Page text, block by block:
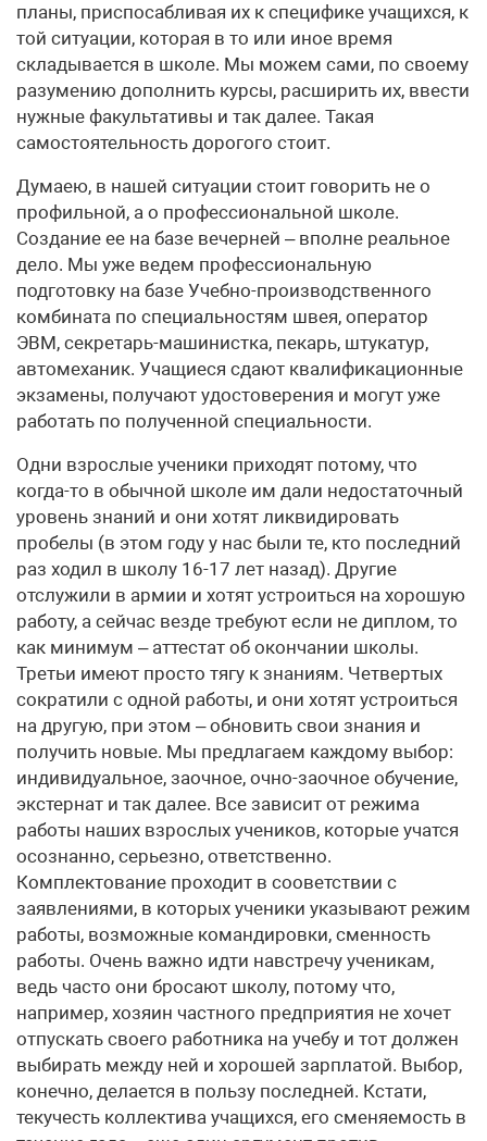
планы, приспосабливая их к специфике учащихся, к
той ситуации, которая в то или иное время
складывается в школе. Мы можем сами, по своему
разумению дополнить курсы, расширить их, ввести
нужные факультативы и так далее. Такая
самостоятельность дорогого стоит.
Думаею, в нашей ситуации стоит говорить не о
профильной, а о профессиональной школе.
Создание ее на базе вечерней – вполне реальное
дело. Мы уже ведем профессиональную
подготовку на базе Учебно-производственного
комбината по специальностям швея, оператор
ЭВМ, секретарь-машинистка, пекарь, штукатур,
автомеханик. Учащиеся сдают квалификационные
экзамены, получают удостоверения и могут уже
работать по полученной специальности.
Одни взрослые ученики приходят потому, что
когда-то в обычной школе им дали недостаточный
уровень знаний и они хотят ликвидировать
пробелы (в этом году у нас были те, кто последний
раз ходил в школу 16-17 лет назад). Другие
отслужили в армии и хотят устроиться на хорошую
работу, а сейчас везде требуют если не диплом, то
как минимум – аттестат об окончании школы.
Третьи имеют просто тягу к знаниям. Четвертых
сократили с одной работы, и они хотят устроиться
на другую, при этом – обновить свои знания и
получить новые. Мы предлагаем каждому выбор:
индивидуальное, заочное, очно-заочное обучение,
экстернат и так далее. Все зависит от режима
работы наших взрослых учеников, которые учатся
осознанно, серьезно, ответственно.
Комплектование проходит в сооветствии с
заявлениями, в которых ученики указывают режим
работы, возможные командировки, сменность
работы. Очень важно идти навстречу ученикам,
ведь часто они бросают школу, потому что,
например, хозяин частного предприятия не хочет
отпускать своего работника на учебу и тот должен
выбирать между ней и хорошей зарплатой. Выбор,
конечно, делается в пользу последней. Кстати,
текучесть коллектива учащихся, его сменяемость в